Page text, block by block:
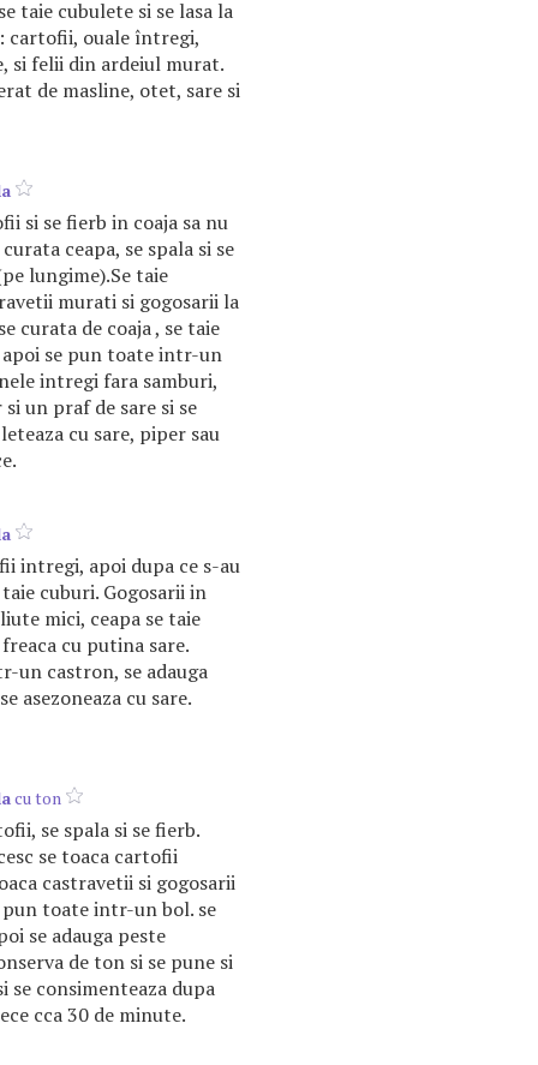
taie cubulete si se lasa la
cartofii, ouale întregi,
si felii din ardeiul murat.
de masline, otet, sare si
si se fierb in coaja sa nu
ceapa, se spala si se
lungime).Se taie
murati si gogosarii la
curata de coaja , se taie
se pun toate intr-un
intregi fara samburi,
un praf de sare si se
cu sare, piper sau
intregi, apoi dupa ce s-au
cuburi. Gogosarii in
mici, ceapa se taie
cu putina sare.
un castron, se adauga
asezoneaza cu sare.
cu ton
se spala si se fierb.
se toaca cartofii
castravetii si gogosarii
pun toate intr-un bol. se
se adauga peste
de ton si se pune si
se consimenteaza dupa
cca 30 de minute.